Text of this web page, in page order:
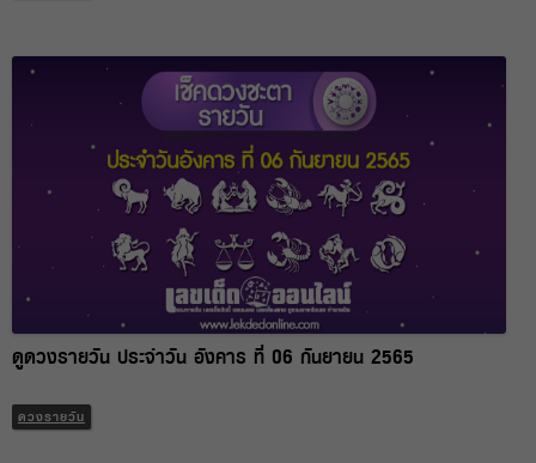
ดูดวงรายวัน ประจำวัน อังคาร ที่ 06 กันยายน 2565
ดวงรายวัน